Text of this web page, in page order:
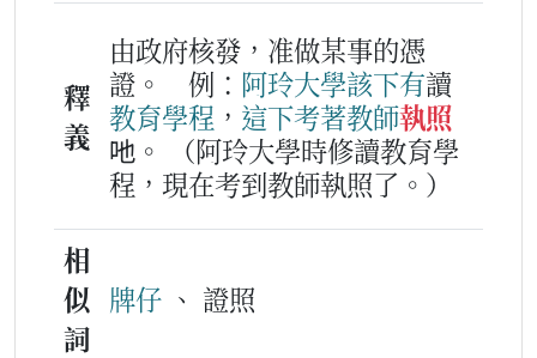
釋
義
由政府核發，准做某事的憑
證。
例： 阿玲大學該下有讀
教育學程 ， 這下考著教師執照
吔。
（阿玲大學時修讀教育學
程，現在考到教師執照了。）
相
似
詞
牌仔 、 證照